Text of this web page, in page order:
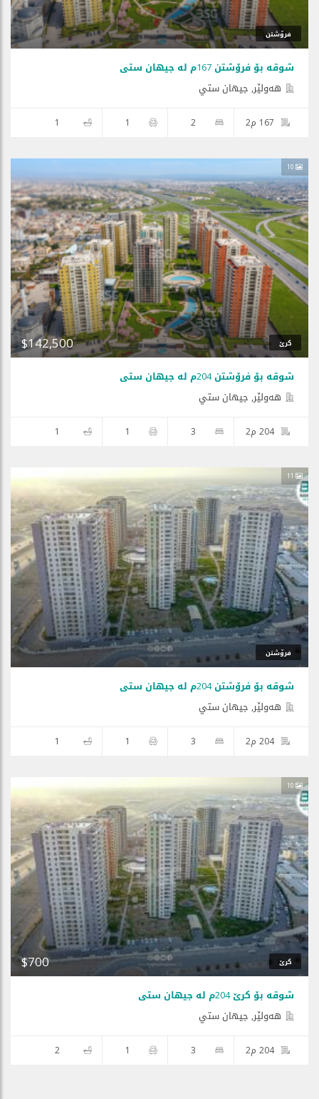
فرۆشتن
شوقە بۆ فرۆشتن 167م لە جیهان ستی
هه‌ولێر, جيهان ستي
167 م2 2
1
1
10
کرێ $142,500
شوقە بۆ فرۆشتن 204م لە جیهان ستی
هه‌ولێر, جيهان ستي
204 م2 3
1
1
11
فرۆشتن
شوقە بۆ فرۆشتن 204م لە جیهان ستی
هه‌ولێر, جيهان ستي
204 م2 3
1
1
10
کرێ $700
شوقە بۆ کرێ 204م لە جیهان ستی
هه‌ولێر, جيهان ستي
204 م2 3
1
2